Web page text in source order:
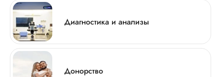
Диагностика и анализы
Донорство